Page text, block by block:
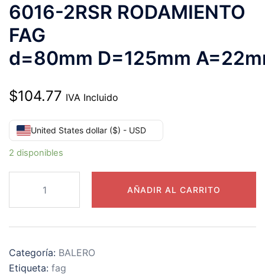
6016-2RSR RODAMIENTO
FAG
d=80mm D=125mm
$104.77 IVA Incluido
United States dollar ($) - USD
2 disponibles
RODAMIENTO
FAG
cantidad
AÑADIR AL CARRITO
Categoría: BALERO
Etiqueta: fag